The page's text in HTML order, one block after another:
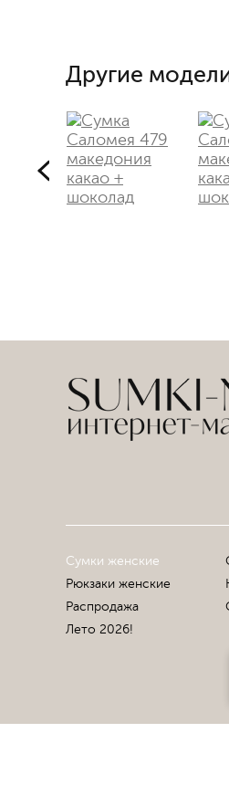
Другие
Сумки женские
Рюкзаки женские
Распродажа
Лето 2026!